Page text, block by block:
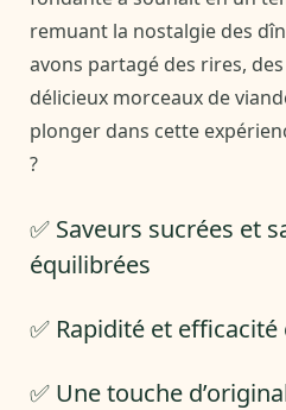
remuant la nostalgie des
avons partagé des rires,
délicieux morceaux de
plonger dans cette
?
✅ Saveurs sucrées et
équilibrées
✅ Rapidité et
✅ Une touche